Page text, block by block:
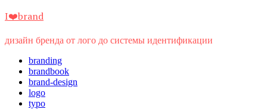
Перейти
содержимому
I❤️brand
дизайн бренда от лого до системы идентификации
branding
brandbook
brand-design
logo
typo